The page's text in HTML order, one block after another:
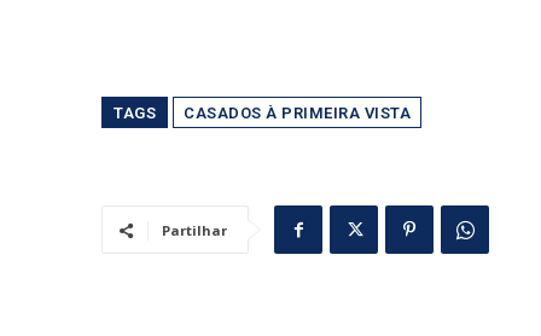
TAGS CASADOS À PRIMEIRA VISTA
Partilhar